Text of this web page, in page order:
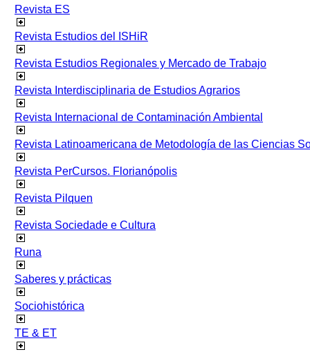
Revista ES
Revista Estudios del ISHiR
Revista Estudios Regionales y Mercado de Trabajo
Revista Interdisciplinaria de Estudios Agrarios
Revista Internacional de Contaminación Ambiental
Revista Latinoamericana de Metodología de las Ciencias
Revista PerCursos. Florianópolis
Revista Pilquen
Revista Sociedade e Cultura
Runa
Saberes y prácticas
Sociohistórica
TE & ET